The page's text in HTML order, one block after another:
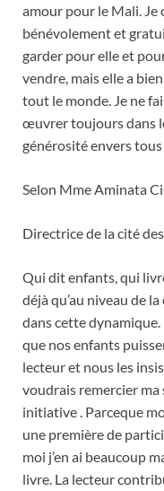
amour pour le Mali.
bénévolement et
garder pour elle et
vendre, mais elle a
tout le monde. Je ne
œuvrer toujours dans
générosité envers
Selon Mme Aminata
Directrice de la cité
Qui dit enfants, qui
déjà qu’au niveau de
dans cette
que nos enfants
lecteur et nous les
voudrais remercier
initiative . Parceque
une première de
moi j’en ai beaucoup
livre. La lecteur